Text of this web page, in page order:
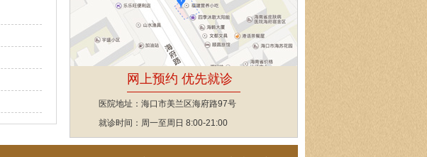
网上预约 优先就诊
医院地址：海口市美兰区海府路97号
就诊时间：周一至周日 8:00-21:00